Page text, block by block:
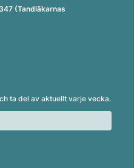
(Tandläkarnas
ta del av aktuellt varje vecka.